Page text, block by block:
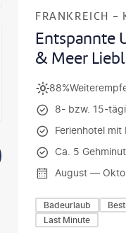
FRANKREICH -
Entspannte
& Meer
88%
8- bzw. 15-
Ferienhotel mit
Ca. 5
August —
Badeurlaub
Last Minute